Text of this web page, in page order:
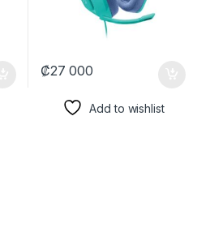
₡27 000
Add to wishlist